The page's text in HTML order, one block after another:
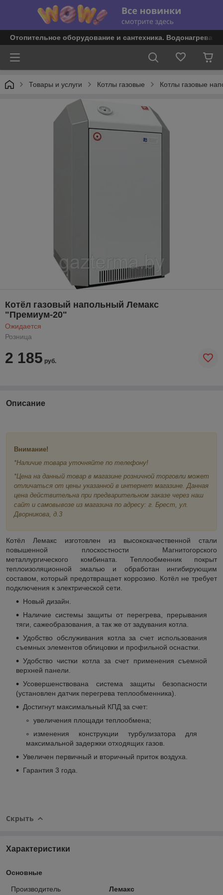
Отопительное оборудование и сантехника.
Товары и услуги Котлы газовые Котлы газовые
Котёл газовый напольный Лемакс
"Премиум-20"
Ожидается
Розница
2 185 руб.
Описание
Внимание!
*Наличие товара уточняйте по телефону!
*Цена на данный товар в магазине розничной торговли может
отличаться от цены указанной в интернет магазине. Данная
цена действительна при предварительном заказе через наш
сайт и самовывозе из магазина по адресу: г. Брест, ул.
Дворникова, д.3
Котёл Лемакс изготовлен из высококачественной стали
повышенной плоскостности Магнитогорского
металлургического комбината. Теплообменник покрыт
теплоизоляционной эмалью и обработан ингибирующим
составом, который предотвращает коррозию. Котёл не требует
подключения к электрической сети.
Новый дизайн.
Наличие системы защиты от перегрева, прерывания
тяги, сажеобразования, а так же от задувания котла.
Удобство обслуживания котла за счет использования
съемных элементов облицовки и профильной оснастки.
Удобство чистки котла за счет применения съемной
верхней панели.
Усовершенствована система защиты безопасности
(установлен датчик перегрева теплообменника).
Достигнут максимальный КПД за счет:
увеличения площади теплообмена;
изменения конструкции турбулизатора для
максимальной задержки отходящих газов.
Увеличен первичный и вторичный приток воздуха.
Гарантия 3 года.
Скрыть
Характеристики
Основные
Производитель Лемакс